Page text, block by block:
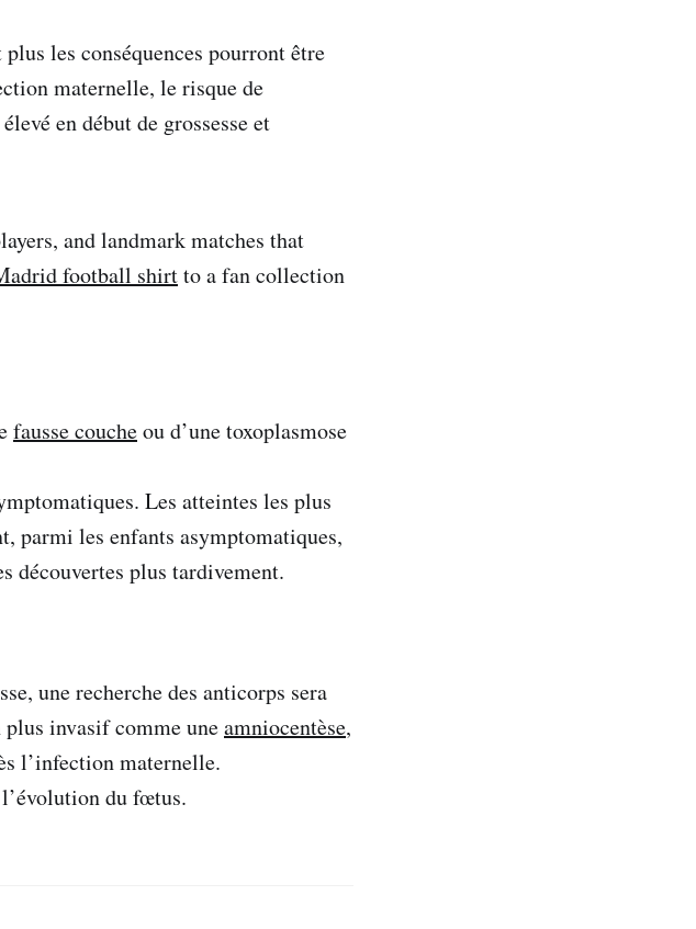
les conséquences pourront être
maternelle, le risque de
en début de grossesse et
and landmark matches that
football shirtto a fan collection
fausse coucheou d’une toxoplasmose
Les atteintes les plus
parmi les enfants asymptomatiques,
découvertes plus tardivement.
une recherche des anticorps sera
plus invasif comme uneamniocentèse,
l’infection maternelle.
du fœtus.